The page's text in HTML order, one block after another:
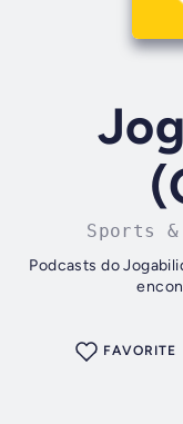
Sports
Podcasts do
FAVORITE